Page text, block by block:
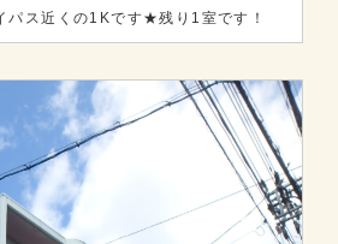
ス近くの1Kです★残り1室です！